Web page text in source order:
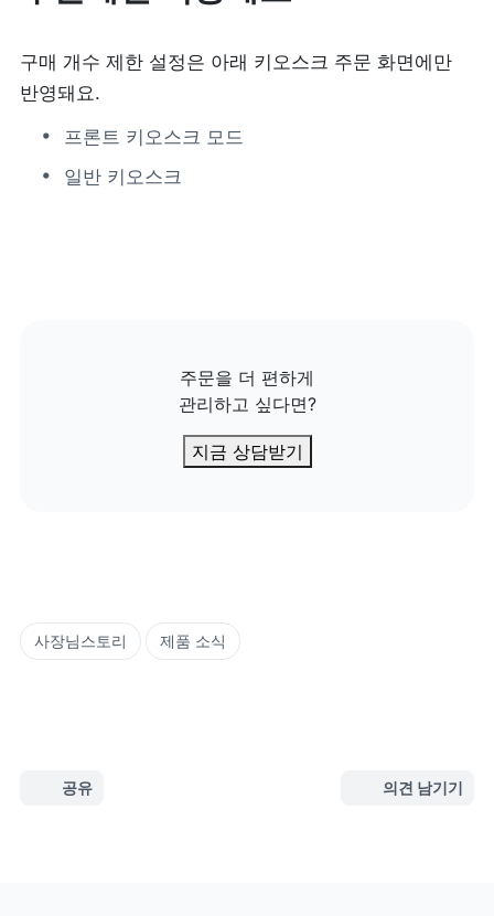
구매 개수 제한 설정은 아래 키오스크 주문 화면에만
반영돼요.
프론트 키오스크 모드
일반 키오스크
주문을 더 편하게
관리하고 싶다면?
지금 상담받기
사장님스토리 제품 소식
공유 의견 남기기